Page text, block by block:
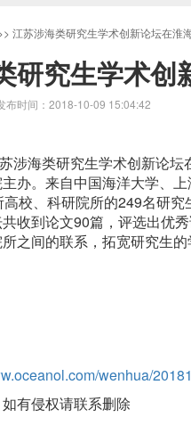
江苏涉海类研究生学术创新论坛在淮
研究生学术创
间：2018-10-09 15:04:42
海类研究生学术创新论坛
办。来自中国海洋大学、
校、科研院所的249名研究
到论文90篇，评选出优秀
之间的联系，拓宽研究生
wenhua/
有侵权请联系删除